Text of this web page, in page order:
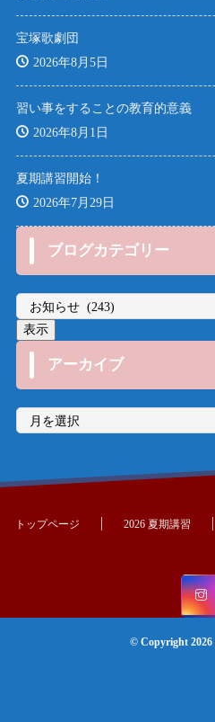
宝塚歌劇団
2026年8月5日
習い事をすることの教育的意義
2026年8月1日
夏期講習開始！
2026年7月29日
ブログカテゴリー
アーカイブ
ア
カ
トップページ 2026 夏期講習
© Copyright 2026